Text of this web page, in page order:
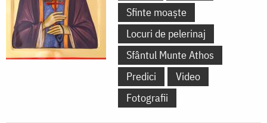
Sfinte moaște
Locuri de pelerinaj
Sfântul Munte Athos
Predici
Video
Fotografii